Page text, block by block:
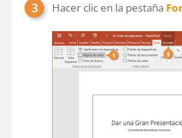
Hacer clic en la pestaña